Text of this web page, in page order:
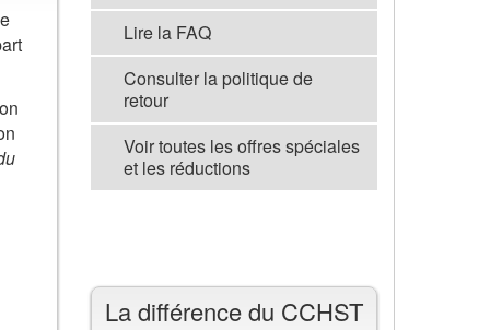
Lire la FAQ
Consulter la politique de
retour
Voir toutes les offres spéciales
et les réductions
La différence du CCHST